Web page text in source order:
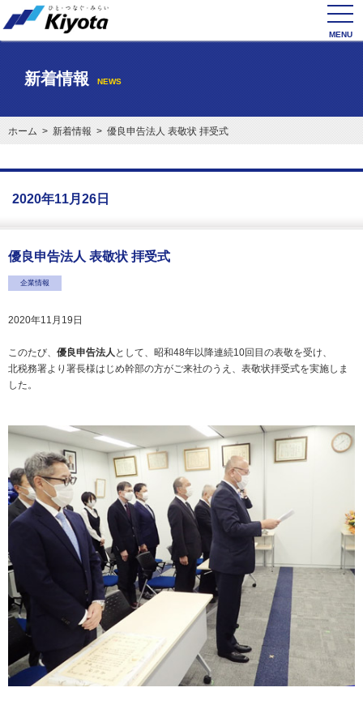
新着情報 NEWS
ホーム>新着情報> 優良申告法人 表敬状 拝受式
2020年11月26日
優良申告法人 表敬状 拝受式
企業情報
2020年11月19日
このたび、 優良申告法人 として、昭和48年以降連続10回目の表敬を受け、
北税務署より署長様はじめ幹部の方がご来社のうえ、表敬状拝受式を実施しま
した。